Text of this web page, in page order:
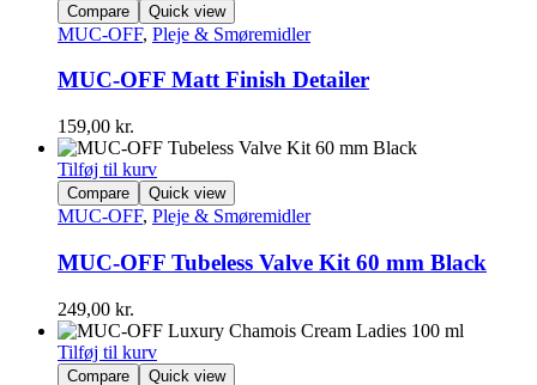
Compare Quick view
MUC-OFF, Pleje & Smøremidler
MUC-OFF Matt Finish Detailer
159,00 kr.
Tilføj til kurv
Compare Quick view
MUC-OFF, Pleje & Smøremidler
MUC-OFF Tubeless Valve Kit 60 mm Black
249,00 kr.
Tilføj til kurv
Compare Quick view